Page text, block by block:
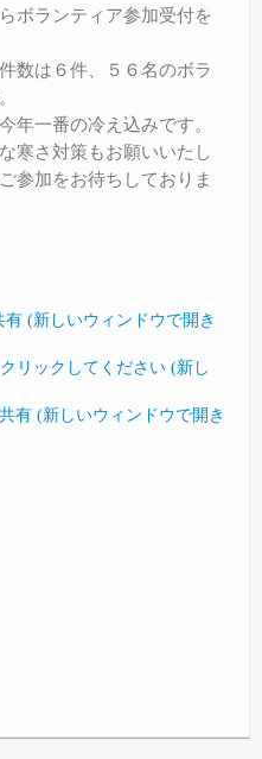
ボランティア参加受付を
数は６件、５６名のボラ
年一番の冷え込みです。
寒さ対策もお願いいたし
参加をお待ちしておりま
(新しいウィンドウで開き
リックしてください (新し
有 (新しいウィンドウで開き